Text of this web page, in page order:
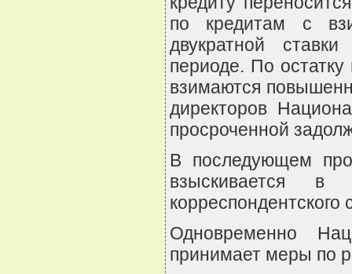
по кредитам с
двукратной
периоде. По остатку
взимаются
директоров
просроченной
В последующем
взыскивается в
корреспондентского
Одновременно
принимает меры по